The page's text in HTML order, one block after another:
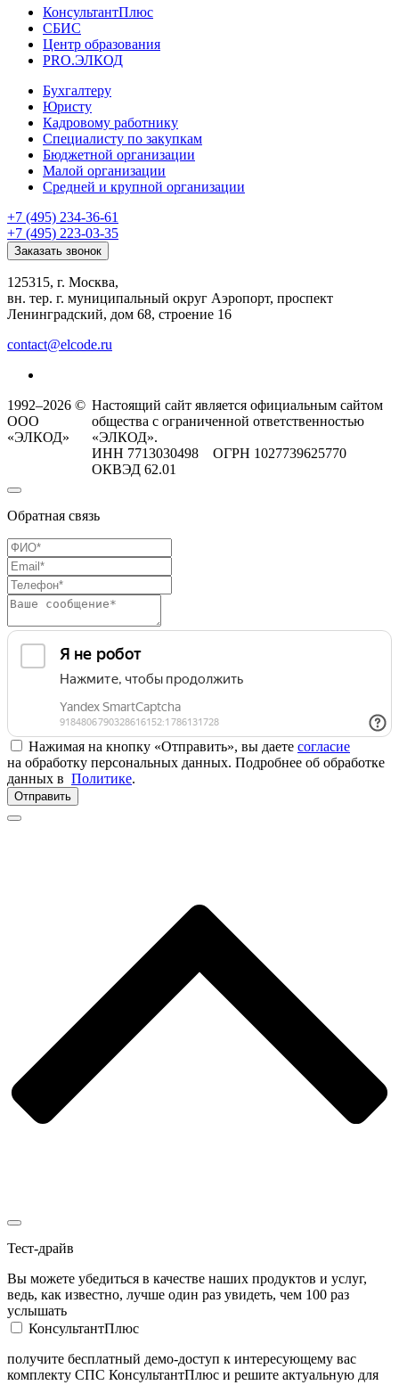
КонсультантПлюс
СБИС
Центр образования
PRO.ЭЛКОД
Бухгалтеру
Юристу
Кадровому работнику
Специалисту по закупкам
Бюджетной организации
Малой организации
Средней и крупной организации
+7 (495) 234-36-61
+7 (495) 223-03-35
Заказать звонок
125315, г. Москва,
вн. тер. г. муниципальный округ Аэропорт, проспект
Ленинградский, дом 68, строение 16
contact@elcode.ru
1992–2026 ©
ООО
«ЭЛКОД»
Настоящий сайт является официальным сайтом
общества с ограниченной ответственностью
«ЭЛКОД».
ИНН 7713030498 ОГРН 1027739625770
ОКВЭД 62.01
Обратная связь
Нажимая на кнопку «Отправить», вы даете согласие
на обработку персональных данных. Подробнее об обработке
данных в Политике.
Отправить
Тест-драйв
Вы можете убедиться в качестве наших продуктов и услуг,
ведь, как известно, лучше один раз увидеть, чем 100 раз
услышать
КонсультантПлюс
получите бесплатный демо-доступ к интересующему вас
комплекту СПС КонсультантПлюс и решите актуальную для